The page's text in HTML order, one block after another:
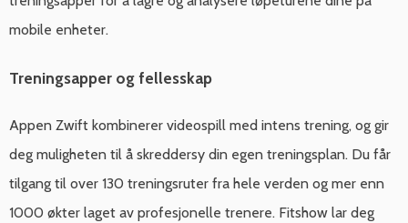
mobile enheter.
Treningsapper og fellesskap
Appen Zwift kombinerer videospill med intens trening, og gir
deg muligheten til å skreddersy din egen treningsplan. Du får
tilgang til over 130 treningsruter fra hele verden og mer enn
1000 økter laget av profesjonelle trenere. Fitshow lar deg